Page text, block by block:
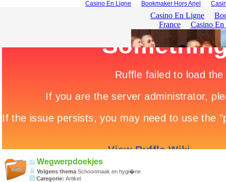
Casino En Ligne Bookmaker Hors Arjel
Wegwerpdoekjes
Volgens thema Schoonmaak en hygi�ne
Categorie: Artikel